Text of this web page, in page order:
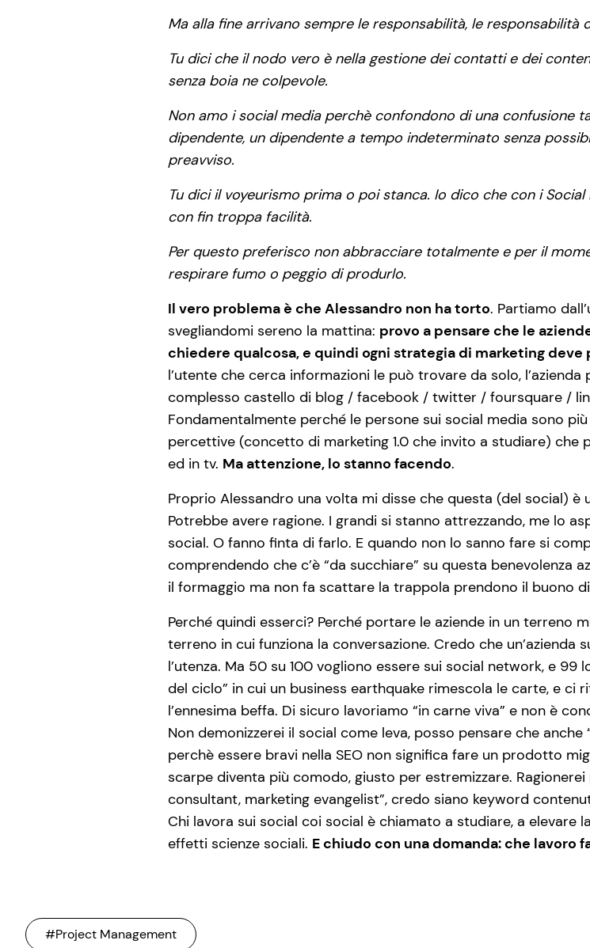
Ma alla fine arrivano sempre le responsabilità, le
Tu dici che il nodo vero è nella gestione dei contatti e dei
senza boia ne colpevole.
Non amo i social media perchè confondono di una confusione
dipendente, un dipendente a tempo indeterminato senza
preavviso.
Tu dici il voyeurismo prima o poi stanca. Io dico che con i
con fin troppa facilità.
Per questo preferisco non abbracciare totalmente e per il
respirare fumo o peggio di produrlo.
Il vero problema è che Alessandro non ha torto. Partiamo
svegliandomi sereno la mattina: provo a pensare che le
chiedere qualcosa, e quindi ogni strategia di marketing
l’utente che cerca informazioni le può trovare da solo,
complesso castello di blog / facebook / twitter / foursquare /
Fondamentalmente perché le persone sui social media sono
percettive (concetto di marketing 1.0 che invito a studiare)
ed in tv. Ma attenzione, lo stanno facendo.
Proprio Alessandro una volta mi disse che questa (del social) è
Potrebbe avere ragione. I grandi si stanno attrezzando, me lo
social. O fanno finta di farlo. E quando non lo sanno fare si
comprendendo che c’è “da succhiare” su questa benevolenza
il formaggio ma non fa scattare la trappola prendono il buono
Perché quindi esserci? Perché portare le aziende in un terreno
terreno in cui funziona la conversazione. Credo che
l’utenza. Ma 50 su 100 vogliono essere sui social network, e
del ciclo” in cui un business earthquake rimescola le carte, e
l’ennesima beffa. Di sicuro lavoriamo “in carne viva” e non è
Non demonizzerei il social come leva, posso pensare che
perchè essere bravi nella SEO non significa fare un prodotto
scarpe diventa più comodo, giusto per estremizzare.
consultant, marketing evangelist”, credo siano keyword
Chi lavora sui social coi social è chiamato a studiare, a
effetti scienze sociali. E chiudo con una domanda: che lavoro
#Project Management